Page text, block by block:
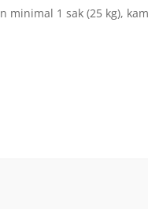
1 sak (25 kg),